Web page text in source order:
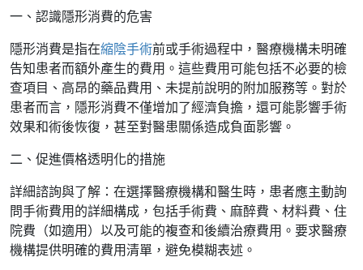
一、認識隱形消費的危害
隱形消費是指在縮陰手術前或手術過程中，醫療機構未明確
告知患者而額外產生的費用。這些費用可能包括不必要的檢
查項目、高昂的藥品費用、未提前說明的附加服務等。對於
患者而言，隱形消費不僅增加了經濟負擔，還可能影響手術
效果和術後恢復，甚至對醫患關係造成負面影響。
二、促進價格透明化的措施
詳細諮詢與了解：在選擇醫療機構和醫生時，患者應主動詢
問手術費用的詳細構成，包括手術費、麻醉費、材料費、住
院費（如適用）以及可能的複查和後續治療費用。要求醫療
機構提供明確的費用清單，避免模糊表述。